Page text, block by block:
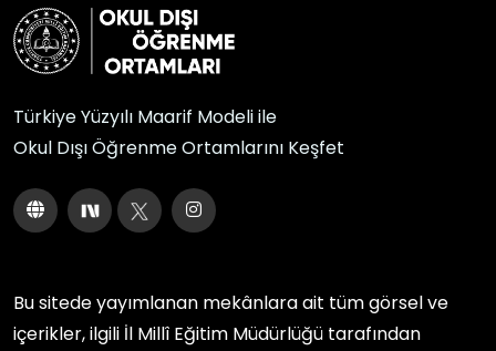
Türkiye Yüzyılı Maarif Modeli ile
Okul Dışı Öğrenme Ortamlarını Keşfet
Bu sitede yayımlanan mekânlara ait tüm görsel ve
içerikler, ilgili İl Millî Eğitim Müdürlüğü tarafından